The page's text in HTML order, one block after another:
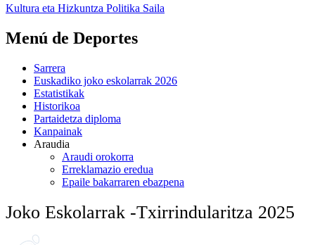
Kultura eta Hizkuntza Politika Saila
Menú de Deportes
Sarrera
Euskadiko joko eskolarrak 2026
Estatistikak
Historikoa
Partaidetza diploma
Kanpainak
Araudia
Araudi orokorra
Erreklamazio eredua
Epaile bakarraren ebazpena
Joko Eskolarrak -Txirrindularitza 2025